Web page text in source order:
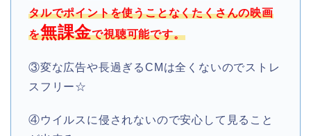
タルでポイントを使うことなくたくさんの映画
を無課金で視聴可能です。
③変な広告や長過ぎるCMは全くないのでストレ
スフリー☆
④ウイルスに侵されないので安心して見ること